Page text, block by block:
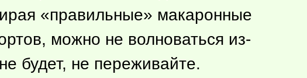
«правильные» макаронные
можно не волноваться из-
будет, не переживайте.